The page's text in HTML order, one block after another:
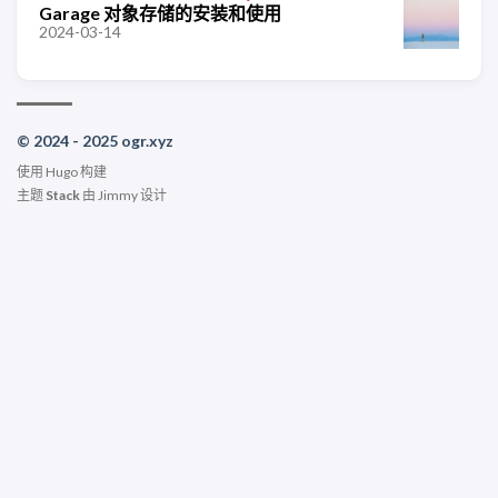
Garage 对象存储的安装和使用
2024-03-14
© 2024 - 2025 ogr.xyz
使用 Hugo构建
主题 Stack 由 Jimmy设计